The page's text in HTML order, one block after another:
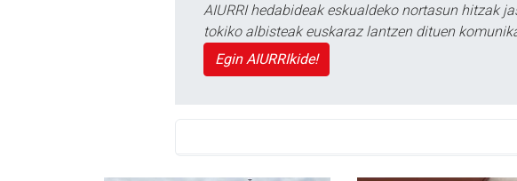
AIURRI hedabideak eskualdeko nortasun hitzak
tokiko albisteak euskaraz lantzen dituen
Egin AIURRIkide!